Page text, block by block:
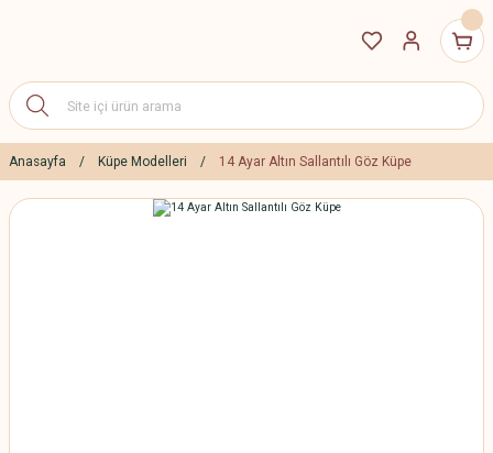
Anasayfa Küpe Modelleri 14 Ayar Altın Sallantılı Göz Küpe